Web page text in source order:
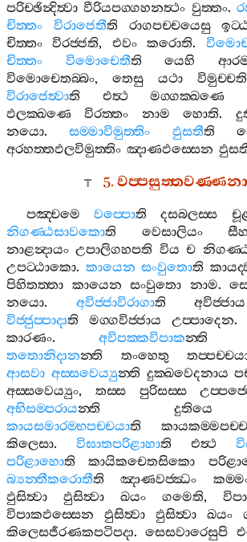
පරිච‍්ඡින්‍දිත්‍වා වීරියපග‍්ගහනත්‍ථං වුත‍්තං.
චිත‍්තං
විරාජෙතීති රාගපච‍්චයෙසු
චිත‍්තං
විරජ‍්ජති, එවං කරොති.
චිත‍්තං
විමොචෙතීති යෙහි
විමොචෙතබ‍්බං, තෙසු යථා විමුච‍්චති
විරාජෙත්‍වාති එත්‍ථ මග‍්ගක‍්ඛණෙ
ඵලක‍්ඛණෙ
විරත‍්තං නාම හොති.
නයො.සම‍්මාවිමුත‍්තිං ඵුසතීති
අරහත‍්තඵලවිමුත‍්තිං ඤාණඵස‍්සෙන
5.වප‍්පසුත‍්තවණ‍්ණනා
පඤ‍්චමෙ වප‍්පොති දසබලස‍්ස
නිගණ‍්ඨසාවකොති වෙසාලියං
නාළන්‍දායං උපාලිගහපති විය ච
උපට‍්ඨාකො. කායෙන සංවුතොති
පිහිතත‍්තා කායෙන සංවුතො නාම.
නයො. අවිජ‍්ජාවිරාගාති අවිජ‍්ජාය
විජ‍්ජුප‍්පාදාති මග‍්ගවිජ‍්ජාය උප‍්පාදෙන.
කාරණං. අවිපක‍්කවිපාකන‍්ති
තතොනිදානන‍්ති තංහෙතු
ආසවා අස‍්සවෙය්‍යුන‍්ති දුක‍්ඛවෙදනාය
අස‍්සවෙය්‍යුං, තස‍්ස පුරිසස‍්ස
අභිසම‍්පරායන‍්ති දුතියෙ
කායසමාරම‍්භපච‍්චයාති
කිලෙසා. විඝාතපරිළාහාති එත්‍ථ
පරිළාහොති කායිකචෙතසිකො
බ්‍යන‍්තීකරොතීති ඤාණවජ‍්ඣං
ඵුසිත්‍වා
ඵුසිත්‍වා ඛයං ගමෙති,
විපාකඵස‍්සෙන
ඵුසිත්‍වා ඵුසිත්‍වා ඛයං
කිලෙසජීරණකපටිපදා.සෙසවාරෙසුපි